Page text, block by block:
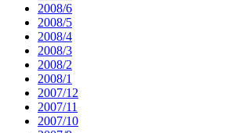
2008/6
2008/5
2008/4
2008/3
2008/2
2008/1
2007/12
2007/11
2007/10